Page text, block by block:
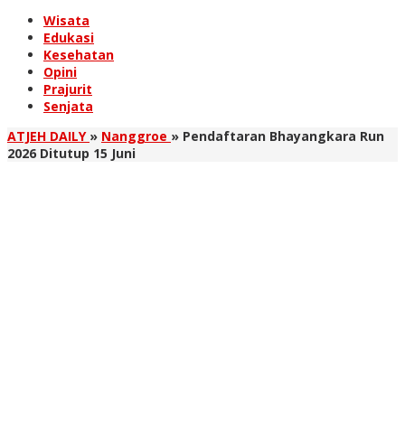
Wisata
Edukasi
Kesehatan
Opini
Prajurit
Senjata
ATJEH DAILY » Nanggroe » Pendaftaran Bhayangkara Run
2026 Ditutup 15 Juni